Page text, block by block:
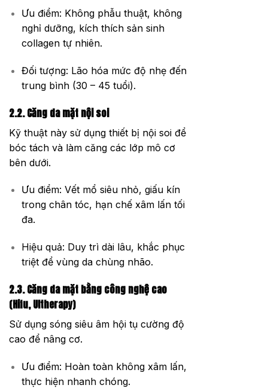
Ưu điểm: Không phẫu thuật, không
nghỉ dưỡng, kích thích sản sinh
collagen tự nhiên.
Đối tượng: Lão hóa mức độ nhẹ đến
trung bình (30 – 45 tuổi).
2.2. Căng da mặt nội soi
Kỹ thuật này sử dụng thiết bị nội soi để
bóc tách và làm căng các lớp mô cơ
bên dưới.
Ưu điểm: Vết mổ siêu nhỏ, giấu kín
trong chân tóc, hạn chế xâm lấn tối
đa.
Hiệu quả: Duy trì dài lâu, khắc phục
triệt để vùng da chùng nhão.
2.3. Căng da mặt bằng công nghệ cao
(Hifu, Ultherapy)
Sử dụng sóng siêu âm hội tụ cường độ
cao để nâng cơ.
Ưu điểm: Hoàn toàn không xâm lấn,
thực hiện nhanh chóng.